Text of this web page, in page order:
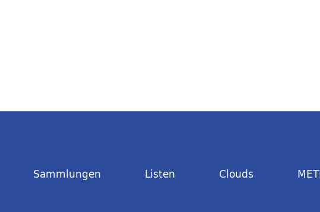
Sammlungen Listen Clouds